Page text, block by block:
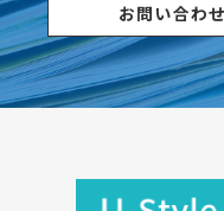
お問い合わ